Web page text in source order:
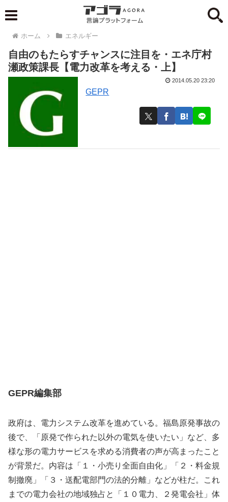
ホーム エネルギー
自由のもたらすチャンスに注目を・エネ庁村
瀬政策課長【電力改革を考える・上】
GEPR
2014.05.20 23:20
GEPR編集部
政府は、電力システム改革を進めている。福島原発事故の
後で、「原発で作られた以外の電気を使いたい」など、多
様な形の電力サービスを求める消費者の声が高まったこと
が背景だ。内容は「１・小売り全面自由化」「２・料金規
制撤廃」「３・送配電部門の法的分離」などが柱だ。これ
までの電力会社の地域独占と「１０電力、２発電会社」体